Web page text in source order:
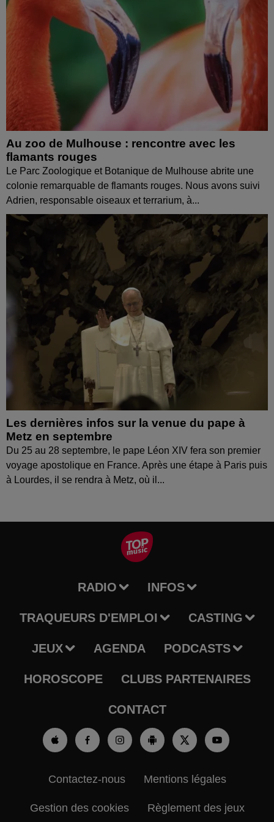
Au zoo de Mulhouse : rencontre avec les
flamants rouges
Le Parc Zoologique et Botanique de Mulhouse abrite une
colonie remarquable de flamants rouges. Nous avons suivi
Adrien, responsable oiseaux et terrarium, à...
Les dernières infos sur la venue du pape à
Metz en septembre
Du 25 au 28 septembre, le pape Léon XIV fera son premier
voyage apostolique en France. Après une étape à Paris puis
à Lourdes, il se rendra à Metz, où il...
RADIO INFOS
TRAQUEURS D'EMPLOI CASTING
JEUX AGENDA PODCASTS
HOROSCOPE CLUBS PARTENAIRES
CONTACT
Contactez-nous Mentions légales
Gestion des cookies Règlement des jeux